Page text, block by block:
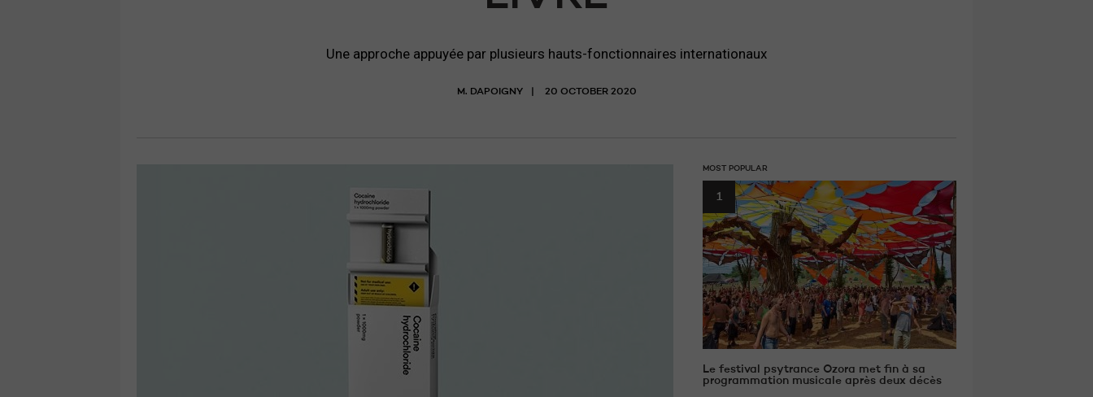
Une approche appuyée par plusieurs hauts-fonctionnaires internationaux
M. DAPOIGNY 20 OCTOBER 2020
MOST POPULAR
1
Le festival psytrance Ozora met fin à sa
programmation musicale après deux décès